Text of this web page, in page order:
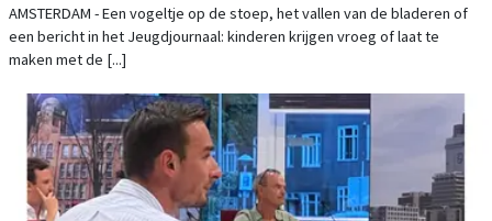
AMSTERDAM - Een vogeltje op de stoep, het vallen van de bladeren of
een bericht in het Jeugdjournaal: kinderen krijgen vroeg of laat te
maken met de [...]